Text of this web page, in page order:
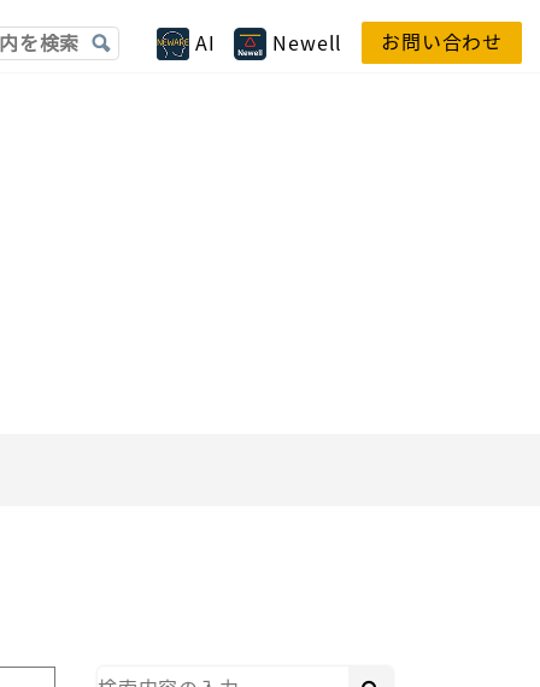
AI Newell お問い合わせ